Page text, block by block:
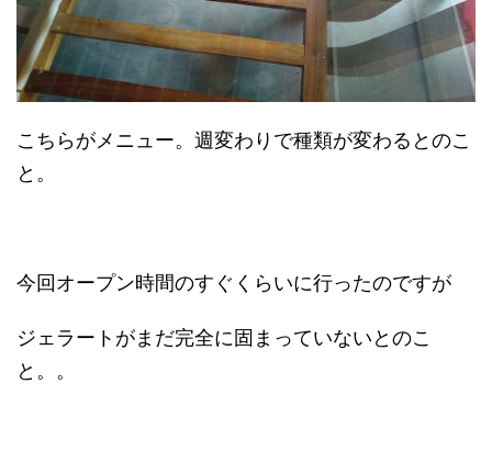
こちらがメニュー。週変わりで種類が変わるとのこ
と。
今回オープン時間のすぐくらいに行ったのですが
ジェラートがまだ完全に固まっていないとのこ
と。。